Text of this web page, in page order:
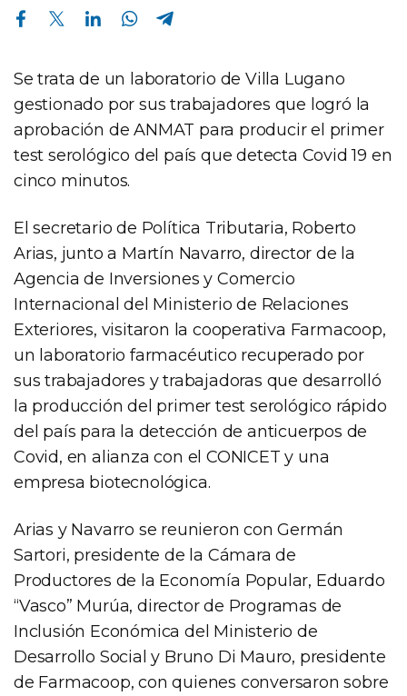
Compartir en Facebook Compartir en Twitter Compartir en Linkedin Compartir en Whatsapp
Se trata de un laboratorio de Villa Lugano
gestionado por sus trabajadores que logró la
aprobación de ANMAT para producir el primer
test serológico del país que detecta Covid 19 en
cinco minutos.
El secretario de Política Tributaria, Roberto
Arias, junto a Martín Navarro, director de la
Agencia de Inversiones y Comercio
Internacional del Ministerio de Relaciones
Exteriores, visitaron la cooperativa Farmacoop,
un laboratorio farmacéutico recuperado por
sus trabajadores y trabajadoras que desarrolló
la producción del primer test serológico rápido
del país para la detección de anticuerpos de
Covid, en alianza con el CONICET y una
empresa biotecnológica.
Arias y Navarro se reunieron con Germán
Sartori, presidente de la Cámara de
Productores de la Economía Popular, Eduardo
“Vasco” Murúa, director de Programas de
Inclusión Económica del Ministerio de
Desarrollo Social y Bruno Di Mauro, presidente
de Farmacoop, con quienes conversaron sobre